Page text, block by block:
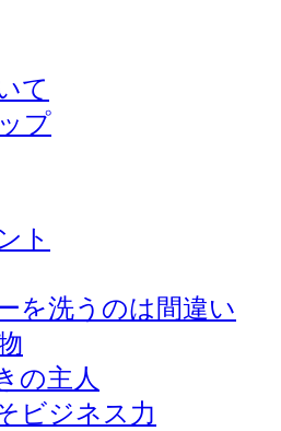
て
プ
ト
を洗うのは間違い
の主人
ビジネス力